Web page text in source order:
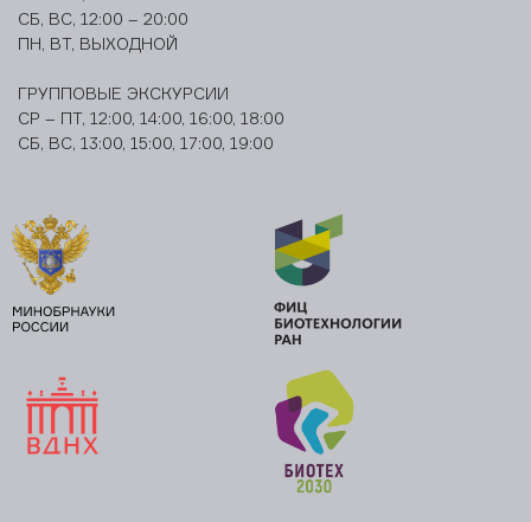
СБ, ВС, 12:00 – 20:00
ПН, ВТ, ВЫХОДНОЙ
ГРУППОВЫЕ ЭКСКУРСИИ
СР – ПТ, 12:00, 14:00, 16:00, 18:00
СБ, ВС, 13:00, 15:00, 17:00, 19:00